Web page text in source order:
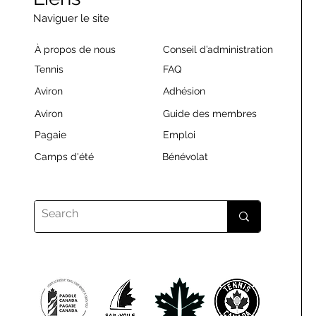
Naviguer le site
À propos de nous
Tennis
Aviron
Aviron
Pagaie
Camps d'été
Conseil d’administration
FAQ
Adhésion
Guide des membres
Emploi
Bénévolat